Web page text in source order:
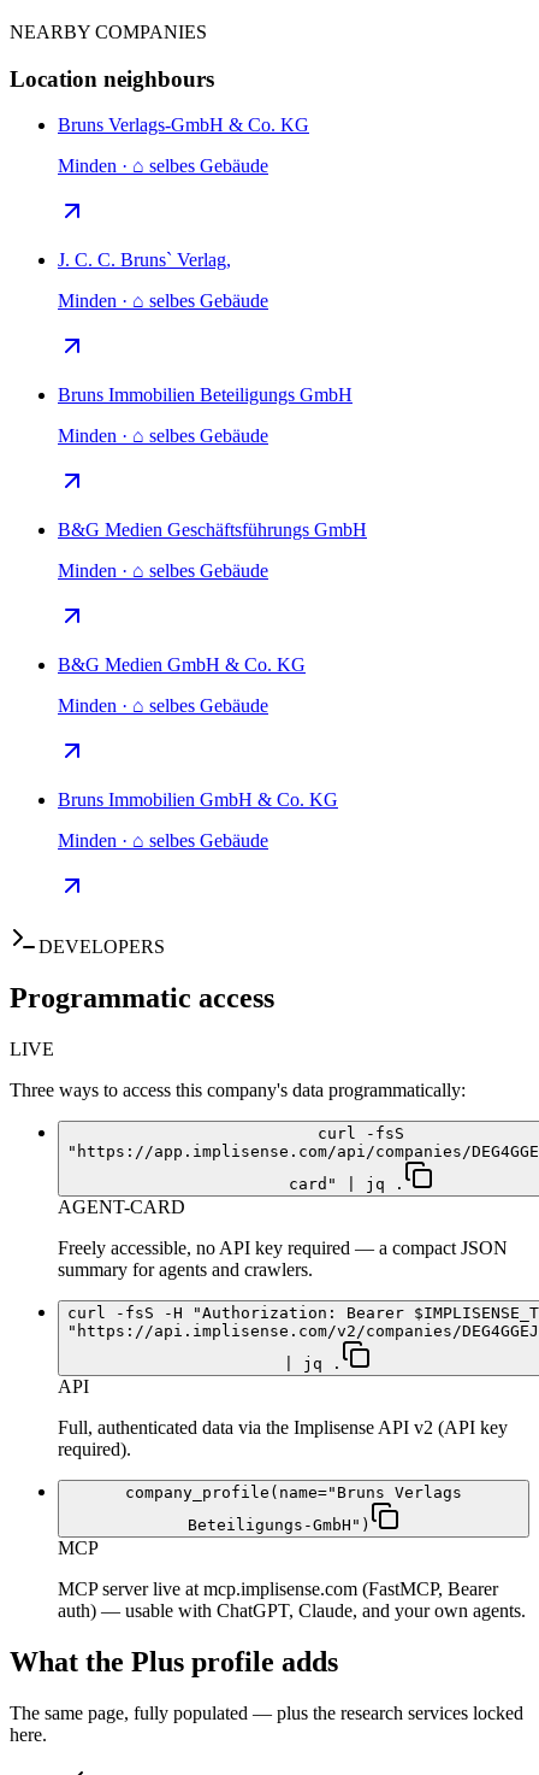
NEARBY COMPANIES
Location neighbours
Bruns Verlags-GmbH & Co. KG
Minden · ⌂ selbes Gebäude
J. C. C. Bruns` Verlag,
Minden · ⌂ selbes Gebäude
Bruns Immobilien Beteiligungs GmbH
Minden · ⌂ selbes Gebäude
B&G Medien Geschäftsführungs GmbH
Minden · ⌂ selbes Gebäude
B&G Medien GmbH & Co. KG
Minden · ⌂ selbes Gebäude
Bruns Immobilien GmbH & Co. KG
Minden · ⌂ selbes Gebäude
DEVELOPERS
Programmatic access
LIVE
Three ways to access this company's data programmatically:
curl -fsS
"https://app.implisense.com/api/companies/
card" | jq .
AGENT-CARD
Freely accessible, no API key required — a compact JSON
summary for agents and crawlers.
curl -fsS -H "Authorization: Bearer
"https://api.implisense.com/v2/companies/
| jq .
API
Full, authenticated data via the Implisense API v2 (API key
required).
company_profile(name="Bruns Verlags
Beteiligungs-GmbH")
MCP
MCP server live at mcp.implisense.com (FastMCP, Bearer
auth) — usable with ChatGPT, Claude, and your own agents.
What the Plus profile adds
The same page, fully populated — plus the research services locked
here.